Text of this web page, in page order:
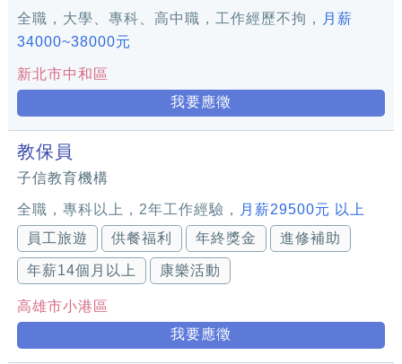
全職，大學、專科、高中職，工作經歷不拘，
月薪
34000~38000元
新北市中和區
我要應徵
教保員
子信教育機構
全職，專科以上，2年工作經驗，
月薪29500元 以上
員工旅遊
供餐福利 年終獎金 進修補助
年薪14個月以上 康樂活動
高雄市小港區
我要應徵